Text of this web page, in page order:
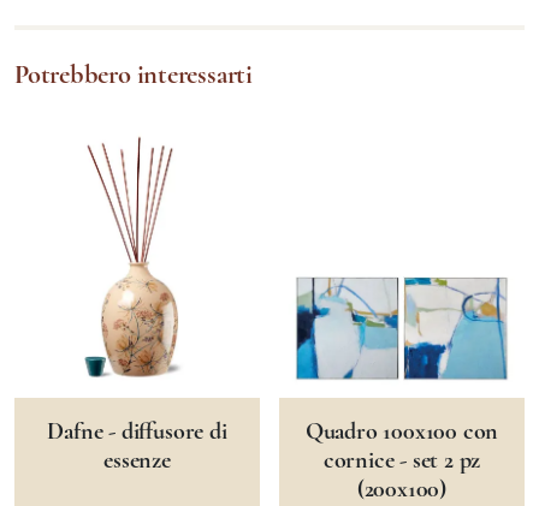
Potrebbero interessarti
Dafne - diffusore di
essenze
Quadro 100x100 con
cornice - set 2 pz
(200x100)